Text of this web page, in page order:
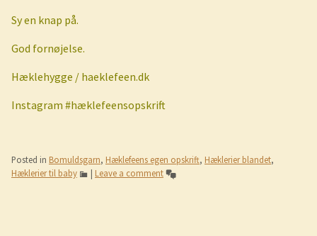
Sy en knap på.
God fornøjelse.
Hæklehygge / haeklefeen.dk
Instagram #hæklefeensopskrift
Posted in Bomuldsgarn, Hæklefeens egen opskrift, Hæklerier blandet,
Hæklerier til baby
| Leave a comment